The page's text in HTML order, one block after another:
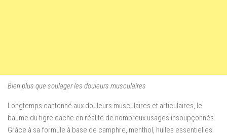
Bien plus que soulager les douleurs musculaires
Longtemps cantonné aux douleurs musculaires et articulaires, le
baume du tigre cache en réalité de nombreux usages insoupçonnés.
Grâce à sa formule à base de camphre, menthol, huiles essentielles